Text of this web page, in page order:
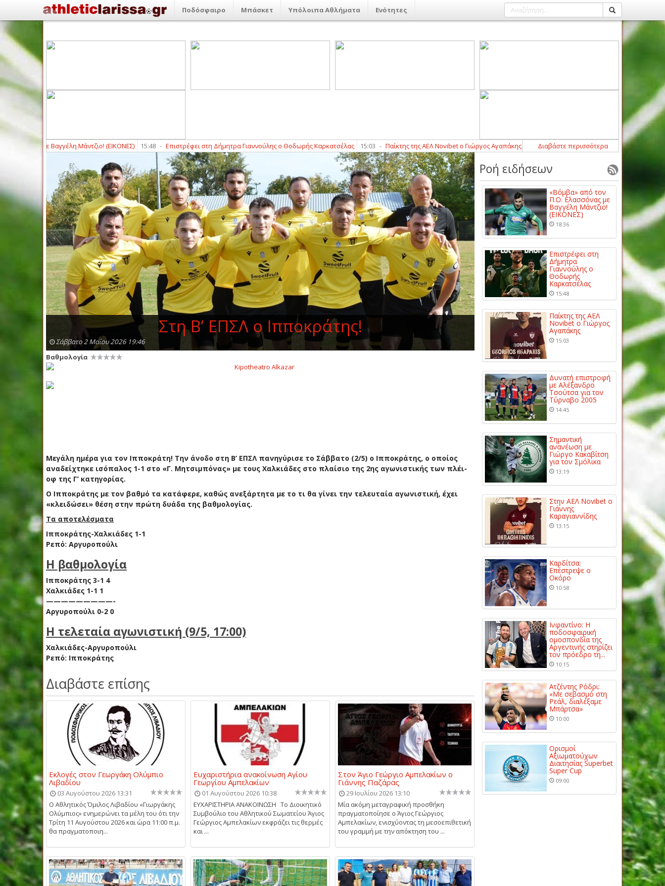
Ποδόσφαιρο Μπάσκετ Υπόλοιπα Αθλήματα Ενότητες
με Βαγγέλη Μάντζιο! (ΕΙΚΟΝΕΣ) 15:48 - Επιστρέφει στη Δήμητρα Γιαννούλης ο Θοδωρής Καρκατσέλας 15:03 - Παίκτης της ΑΕΛ Novibet ο Γιώργος Αγαπάκης 14:45 Δυνατή επιστροφή με Αλέξανδρο Τσούτσα
Διαβάστε περισσότερα
Στη Β’ ΕΠΣΛ ο Ιπποκράτης!
Σάββατο 2 Μαΐου 2026 19:46
Βαθμολογία
Μεγάλη ημέρα για τον Ιπποκράτη! Την άνοδο στη Β’ ΕΠΣΛ πανηγύρισε το Σάββατο (2/5) ο Ιπποκράτης, ο οποίος
αναδείχτηκε ισόπαλος 1-1 στο «Γ. Μητσιμπόνας» με τους Χαλκιάδες στο πλαίσιο της 2ης αγωνιστικής των πλέι-
οφ της Γ’ κατηγορίας.
Ο Ιπποκράτης με τον βαθμό τα κατάφερε, καθώς ανεξάρτητα με το τι θα γίνει την τελευταία αγωνιστική, έχει
«κλειδώσει» θέση στην πρώτη δυάδα της βαθμολογίας.
Τα αποτελέσματα
Ιπποκράτης-Χαλκιάδες 1-1
Ρεπό: Αργυροπούλι
Η βαθμολογία
Ιπποκράτης 3-1 4
Χαλκιάδες 1-1 1
—————————-
Αργυροπούλι 0-2 0
Η τελεταία αγωνιστική (9/5, 17:00)
Χαλκιάδες-Αργυροπούλι
Ρεπό: Ιπποκράτης
Διαβάστε επίσης
Εκλογές στον Γεωργάκη Ολύμπιο
Λιβαδίου
03 Αυγούστου 2026 13:31
Ο Αθλητικός Όμιλος Λιβαδίου «Γιωργάκης
Ολύμπιος» ενημερώνει τα μέλη του ότι την
Τρίτη 11 Αυγούστου 2026 και ώρα 11:00 π.μ.
θα πραγματοποιη...
Ευχαριστήρια ανακοίνωση Αγίου
Γεωργίου Αμπελακίων
01 Αυγούστου 2026 10:38
ΕΥΧΑΡΙΣΤΗΡΙΑ ΑΝΑΚΟΙΝΩΣΗ Το Διοικητικό
Συμβούλιο του Αθλητικού Σωματείου Άγιος
Γεώργιος Αμπελακίων εκφράζει τις θερμές
και ...
Στον Άγιο Γεώργιο Αμπελακίων ο
Γιάννης Παζάρας
29 Ιουλίου 2026 13:10
Μία ακόμη μεταγραφική προσθήκη
πραγματοποίησε ο Άγιος Γεώργιος
Αμπελακίων, ενισχύοντας τη μεσοεπιθετική
του γραμμή με την απόκτηση του ...
Ροή ειδήσεων
«Βόμβα» από τον
Π.Ο. Ελασσόνας με
Βαγγέλη Μάντζιο!
(ΕΙΚΟΝΕΣ)
18:36
Επιστρέφει στη
Δήμητρα
Γιαννούλης ο
Θοδωρής
Καρκατσέλας
15:48
Παίκτης της ΑΕΛ
Novibet ο Γιώργος
Αγαπάκης
15:03
Δυνατή επιστροφή
με Αλέξανδρο
Τσούτσα για τον
Τύρναβο 2005
14:45
Σημαντική
ανανέωση με
Γιώργο Κακαβίτση
για τον Σμόλικα
13:19
Στην ΑΕΛ Novibet ο
Γιάννης
Καραγιαννίδης
13:15
Καρδίτσα:
Επέστρεψε ο
Οκόρο
10:58
Ινφαντίνο: Η
ποδοσφαιρική
ομοσπονδία της
Αργεντινής στηρίζει
τον πρόεδρο τη...
10:15
Ατζέντης Ρόδρι:
«Με σεβασμό στη
Ρεάλ, διαλέξαμε
Μπάρτσα»
10:00
Ορισμοί
Αξιωματούχων
Διαιτησίας Superbet
Super Cup
09:00